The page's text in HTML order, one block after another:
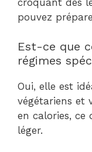
pouvez
Est-ce que
régimes
Oui, elle est
végétariens et
en calories,
léger.